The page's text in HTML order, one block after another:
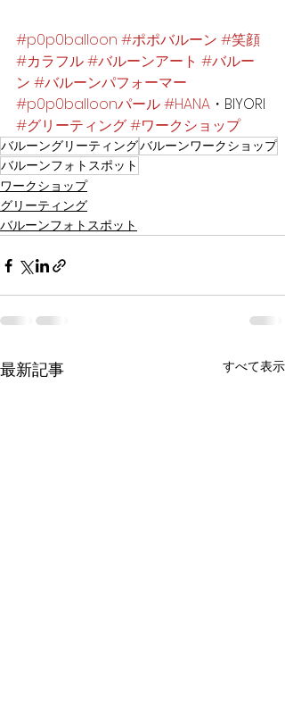
#p0p0balloon #ポポバルーン #笑顔
#カラフル#バルーンアート #バルー
ン #バルーンパフォーマー
#p0p0balloonパール#HANA ・BIYORI
#グリーティング#ワークショップ
バルーングリーティングバルーンワークショップ
バルーンフォトスポット
ワークショップ
グリーティング
バルーンフォトスポット
最新記事 すべて表示